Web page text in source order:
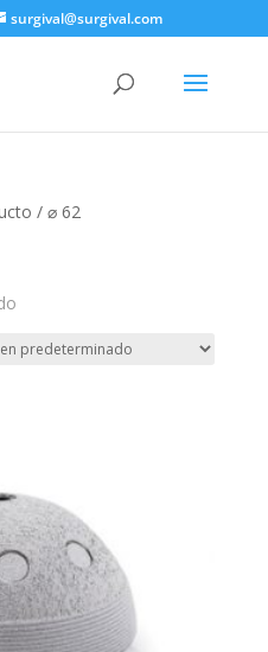
surgival@surgival.com
/ ⌀ 62